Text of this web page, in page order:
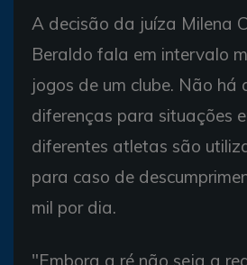
A decisão da juíza Milena
Beraldo fala em intervalo
jogos de um clube. Não há
diferenças para situações
diferentes atletas são
para caso de
mil por dia.
"Embora a ré não seja a